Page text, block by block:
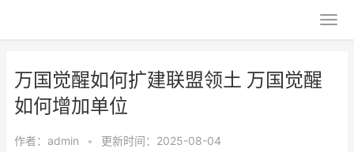
万国觉醒如何扩建联盟领土 万国觉醒
如何增加单位
作者： admin • 更新时间：2025-08-04